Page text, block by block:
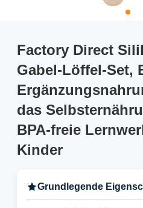
Factory Direct
Gabel-Löffel-Set,
das
BPA-freie
Kinder
Grundlegende